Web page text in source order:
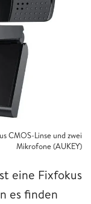
CMOS-Linse und zwei
Mikrofone (AUKEY)
eine Fixfokus
es finden